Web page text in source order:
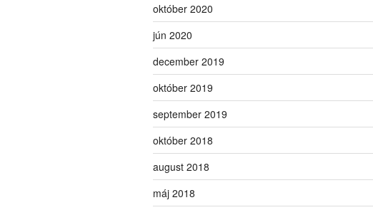
október 2020
jún 2020
december 2019
október 2019
september 2019
október 2018
august 2018
máj 2018